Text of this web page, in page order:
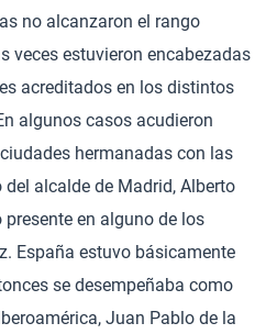
no alcanzaron el rango
veces estuvieron encabezadas
acreditados en los distintos
algunos casos acudieron
hermanadas con las
alcalde de Madrid, Alberto
en alguno de los
España estuvo básicamente
se desempeñaba como
Juan Pablo de la